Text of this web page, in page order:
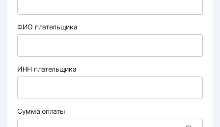
ФИО плательщика
ИНН плательщика
Сумма оплаты